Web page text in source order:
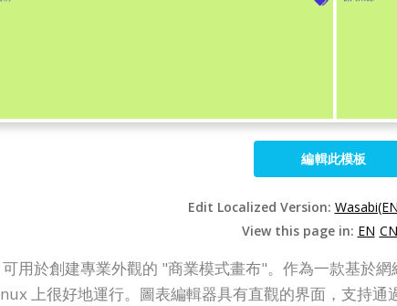
編輯此模板
Edit Localized Version:
View this page in: EN CN
用於創建專業外觀的 "商業模式畫布"。作為一款基於
上很好地運行。圖表編輯器具有直觀的界面，支持通